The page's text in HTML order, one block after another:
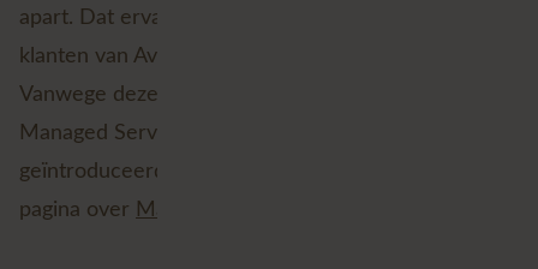
apart. Dat ervaar ik zo, maar ook steeds meer
klanten van Avineon Tensing trekken deze conclusie.
Vanwege deze toenemende vraag hebben we
Managed Services voor zowel FME als ArcGIS
geïntroduceerd. Meer informatie leest u op onze
pagina over Managed Services